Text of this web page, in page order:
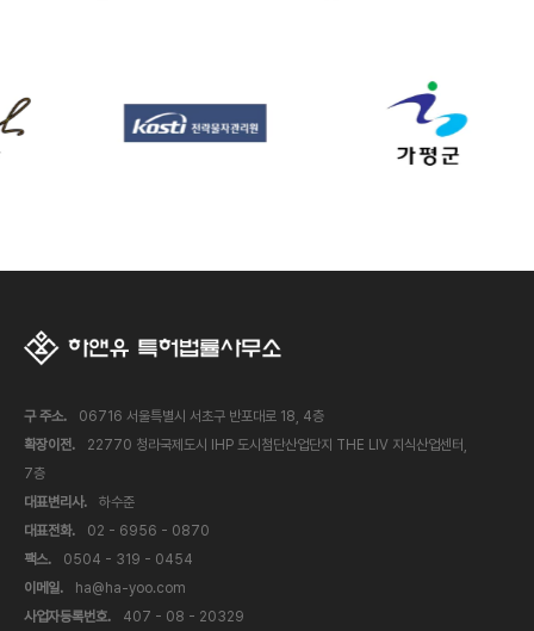
구 주소.
06716 서울특별시 서초구 반포대로 18, 4층
확장이전.
22770 청라국제도시 IHP 도시첨단산업단지 THE LIV 지식산업센터,
7층
대표변리사.
하수준
대표전화.
02 - 6956 - 0870
팩스.
0504 - 319 - 0454
이메일.
ha@ha-yoo.com
사업자등록번호.
407 - 08 - 20329